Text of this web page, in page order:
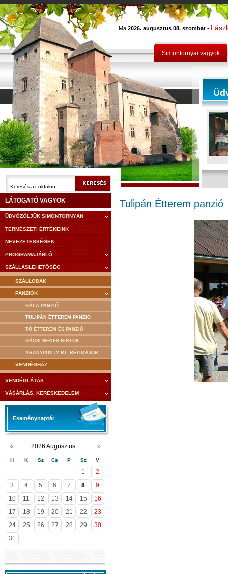
Ma 2026. augusztus 08. szombat -
Simontornyai vagyok
LÁTOGATÓ VAGYOK
ÜDVÖZÖLJÜK SIMONTORNYÁN
TERMÉSZETI ÉRTÉKEINK
NEVEZETESSÉGEK
PROGRAMAJÁNLÓ
SZÁLLÁSLEHETŐSÉG
SZÁLLODÁK
PANZIÓK
GÁLA PANZIÓ
TULIPÁN ÉTTEREM PANZIÓ
TÓ ÉTTEREM ÉS PANZIÓ
GÁCSI MÉNES BIRTOK
ARANYPONTY RT. RÉTIMAJOR
VENDÉGHÁZ
VENDÉGLÁTÁS
VÁSÁRLÁS, KERESKEDELEM
Eseménynaptár
« 2026 Augusztus »
H K Sz Cs P Sz V
1
2
3
4 5 6 7 8
9
10
11 12 13 14 15
16
17
18 19 20 21 22
23
24
25 26 27 28 29
30
31
Tulipán Étterem panzió